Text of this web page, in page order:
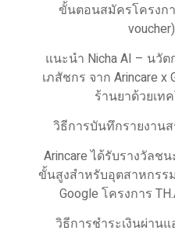
ขั้นตอนสมัครโครงกา
แนะนำ Nicha AI – นวั
เภสัชกร จาก Arincare
ร้านยาด้วยเท
วิธีการบันทึกรายงาน
Arincare ได้รับรางวัลช
ขั้นสูงสำหรับอุตสาหกรร
Google โครงการ
วิธีการชำระเงินผ่าน